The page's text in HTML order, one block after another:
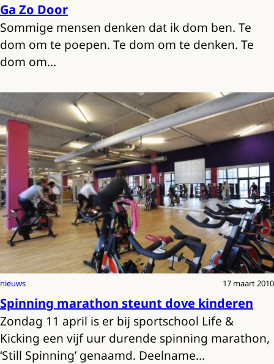
Ga Zo Door
Sommige mensen denken dat ik dom ben. Te
dom om te poepen. Te dom om te denken. Te
dom om…
nieuws 17 maart 2010
Spinning marathon steunt dove kinderen
Zondag 11 april is er bij sportschool Life &
Kicking een vijf uur durende spinning marathon,
‘Still Spinning’ genaamd. Deelname…